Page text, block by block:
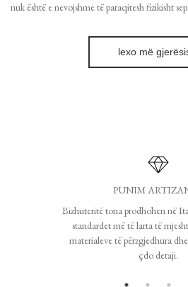
nuk është e nevojshme të paraqitesh fizikisht
lexo më
PUNIM
Bizhuteritë tona prodhohen në
standardet më të larta të
materialeve të përzgjedhura
çdo detaji.